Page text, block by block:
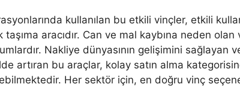
kullanılan bu etkili vinçler, etkili
taşıma aracıdır. Can ve mal kaybına neden
Nakliye dünyasının gelişimini sağlayan
artıran bu araçlar, kolay satın alma
Her sektör için, en doğru vinç